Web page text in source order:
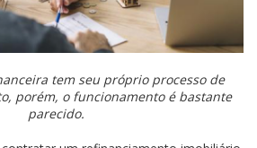
tem seu próprio processo de
porém, o funcionamento é bastante
parecido.